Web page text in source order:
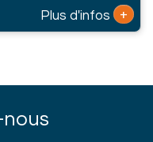
Plus d'infos +